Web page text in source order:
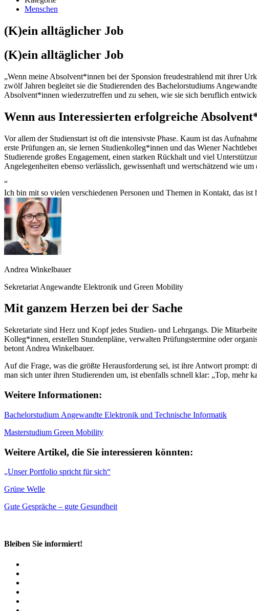
Menschen
(K)ein alltäglicher Job
(K)ein alltäglicher Job
„Wenn meine Absolvent*innen bei der Sponsion freudestrahlend mit ihrer
zwölf Jahren begleitet sie die Studierenden des Bachelorstudiums
Absolvent*innen wiederzutreffen und zu sehen, wie sie sich beruflich
Wenn aus Interessierten erfolgreiche
Vor allem der Studienstart ist oft die intensivste Phase. Kaum ist das
erste Prüfungen an, sie lernen Studienkolleg*innen und das Wiener
Studierende großes Engagement, einen starken Rückhalt und viel
Angelegenheiten ebenso verlässlich, gewissenhaft und wertschätzend wie
“
Ich bin mit so vielen verschiedenen Personen und Themen in Kontakt, das
Andrea Winkelbauer
Sekretariat Angewandte Elektronik und Green Mobility
Mit ganzem Herzen bei der Sache
Sekretariate sind Herz und Kopf jedes Studien- und Lehrgangs. Die
Kolleg*innen, erstellen Stundenpläne, verwalten Prüfungstermine oder
betont Andrea Winkelbauer.
Auf die Frage, was die größte Herausforderung sei, ist ihre Antwort prompt:
man sich unter ihren Studierenden um, ist ebenfalls schnell klar: „Top, mehr
Weitere Informationen:
Bachelorstudium Angewandte Elektronik und Technische Informatik
Masterstudium Green Mobility
Weitere Artikel, die Sie interessieren könnten:
„Unser Portfolio spricht für sich“
Grüne Welle
Gute Gespräche – gute Gesundheit
Bleiben Sie informiert!